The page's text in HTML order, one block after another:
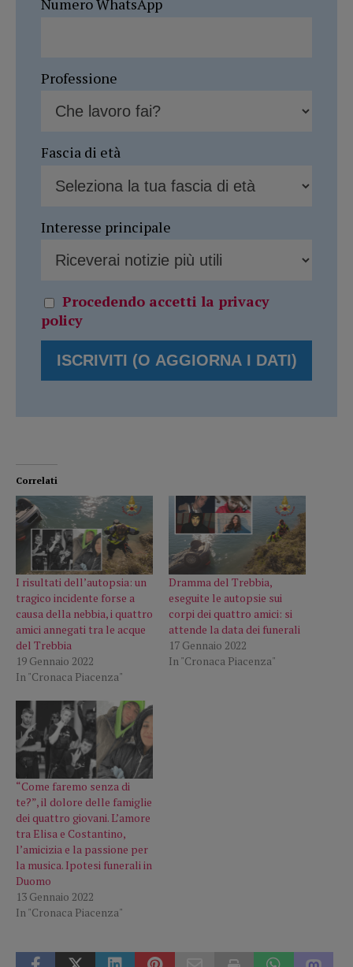
Numero WhatsApp
Professione
Fascia di età
Interesse principale
Procedendo accetti la privacy
policy
Correlati
I risultati dell’autopsia: un
tragico incidente forse a
causa della nebbia, i quattro
amici annegati tra le acque
del Trebbia
19 Gennaio 2022
In "Cronaca Piacenza"
Dramma del Trebbia,
eseguite le autopsie sui
corpi dei quattro amici: si
attende la data dei funerali
17 Gennaio 2022
In "Cronaca Piacenza"
“Come faremo senza di
te?”, il dolore delle famiglie
dei quattro giovani. L’amore
tra Elisa e Costantino,
l’amicizia e la passione per
la musica. Ipotesi funerali in
Duomo
13 Gennaio 2022
In "Cronaca Piacenza"